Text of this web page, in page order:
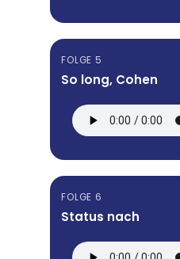
FOLGE 5
So long, Cohen
FOLGE 6
Status nach